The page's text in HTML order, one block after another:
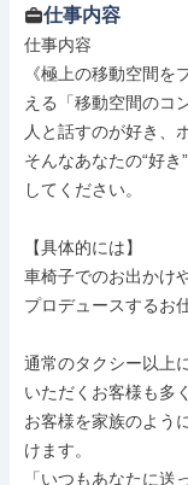
仕事内容
仕事内容
《極上の移動空間
える「移動空間のコ
人と話すのが好き、
そんなあなたの“好
してください。
【具体的には】
車椅子でのお出かけ
プロデュースするお
通常のタクシー以上
いただくお客様も多
お客様を家族のよう
けます。
「いつもあなたに